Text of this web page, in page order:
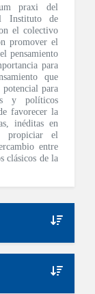
praxi del
Instituto de
el colectivo
promover el
pensamiento
para
que
para
y políticos
favorecer la
inéditas en
propiciar el
entre
clásicos de la